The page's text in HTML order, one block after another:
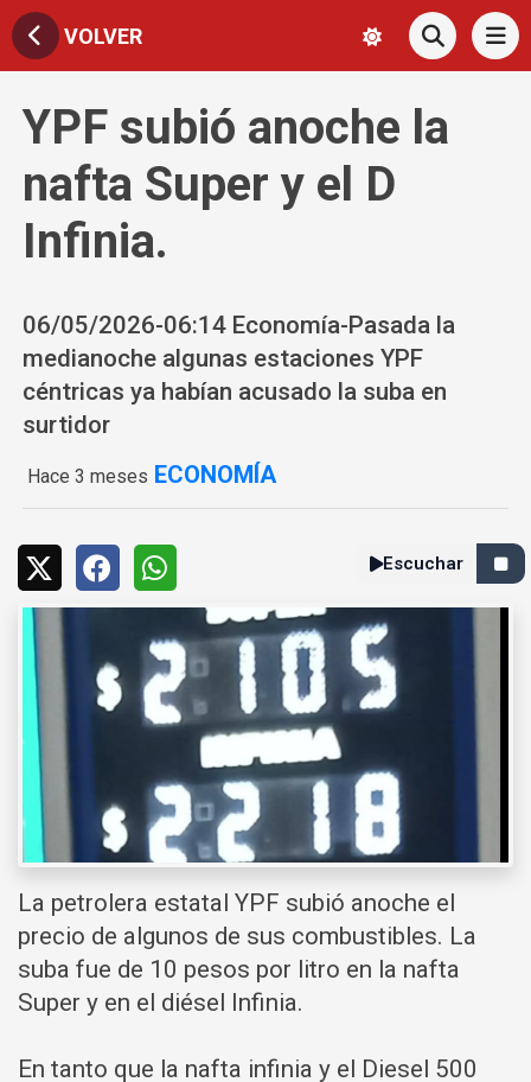
VOLVER
YPF subió anoche la
nafta Super y el D
Infinia.
06/05/2026-06:14 Economía-Pasada la
medianoche algunas estaciones YPF
céntricas ya habían acusado la suba en
surtidor
Hace 3 meses ECONOMÍA
Escuchar
La petrolera estatal YPF subió anoche el
precio de algunos de sus combustibles. La
suba fue de 10 pesos por litro en la nafta
Super y en el diésel Infinia.
En tanto que la nafta infinia y el Diesel 500